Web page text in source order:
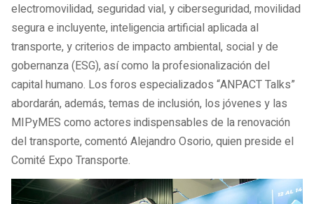
electromovilidad, seguridad vial, y ciberseguridad, movilidad
segura e incluyente, inteligencia artificial aplicada al
transporte, y criterios de impacto ambiental, social y de
gobernanza (ESG), así como la profesionalización del
capital humano. Los foros especializados “ANPACT Talks”
abordarán, además, temas de inclusión, los jóvenes y las
MIPyMES como actores indispensables de la renovación
del transporte, comentó Alejandro Osorio, quien preside el
Comité Expo Transporte.